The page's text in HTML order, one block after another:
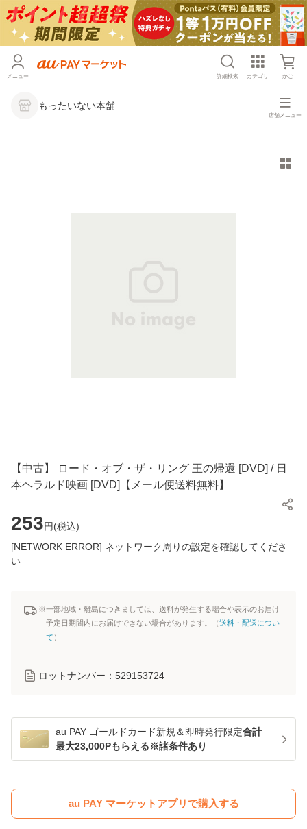
メニュー 詳細検索 カテゴリ かご
もったいない本舗
店舗メニュー
【中古】 ロード・オブ・ザ・リング 王の帰還 [DVD] / 日
本ヘラルド映画 [DVD]【メール便送料無料】
253円(税込)
[NETWORK ERROR] ネットワーク周りの設定を確認してくださ
い
※一部地域・離島につきましては、送料が発生する場合や表示のお届け
予定日期間内にお届けできない場合があります。（送料・配送につい
て ）
ロットナンバー： 529153724
au PAY ゴールドカード新規＆即時発行限定合計
最大23,000Pもらえる※諸条件あり
au PAY マーケットアプリで購入する